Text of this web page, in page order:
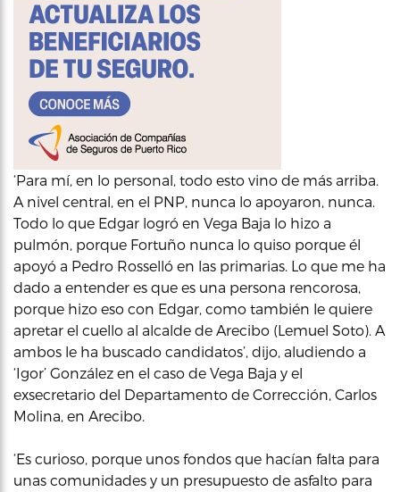
‘Para mí, en lo personal, todo esto vino de más arriba.
A nivel central, en el PNP, nunca lo apoyaron, nunca.
Todo lo que Edgar logró en Vega Baja lo hizo a
pulmón, porque Fortuño nunca lo quiso porque él
apoyó a Pedro Rosselló en las primarias. Lo que me ha
dado a entender es que es una persona rencorosa,
porque hizo eso con Edgar, como también le quiere
apretar el cuello al alcalde de Arecibo (Lemuel Soto). A
ambos le ha buscado candidatos’, dijo, aludiendo a
‘Igor’ González en el caso de Vega Baja y el
exsecretario del Departamento de Corrección, Carlos
Molina, en Arecibo.
‘Es curioso, porque unos fondos que hacían falta para
unas comunidades y un presupuesto de asfalto para